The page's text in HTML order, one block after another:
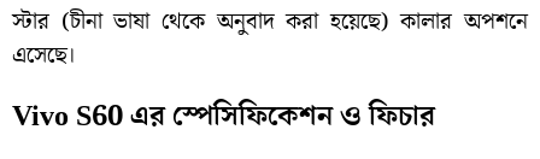
স্টার (চীনা ভাষা থেকে অনুবাদ করা হয়েছে) কালার অপশনে
এসেছে।
Vivo S60 এর স্পেসিফিকেশন ও ফিচার